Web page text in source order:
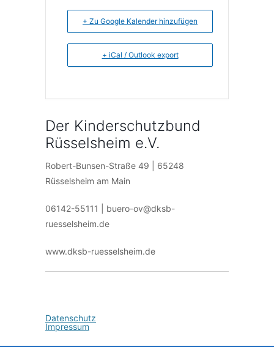
+ Zu Google Kalender hinzufügen
+ iCal / Outlook export
Der Kinderschutzbund
Rüsselsheim e.V.
Robert-Bunsen-Straße 49 | 65248
Rüsselsheim am Main
06142-55111 | buero-ov@dksb-
ruesselsheim.de
www.dksb-ruesselsheim.de
Datenschutz
Impressum